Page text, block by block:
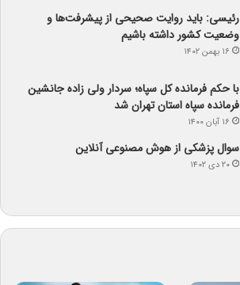
رئیسی: باید روایت صحیحی از پیشرفت‌ها و
وضعیت کشور داشته باشیم
۱۶ بهمن ۱۴۰۲
با حکم فرمانده کل سپاه؛ سردار ولی زاده جانشین
فرمانده سپاه استان تهران شد
۱۶ آبان ۱۴۰۰
سوال پزشکی از هوش مصنوعی آنلاین
۲۰ دی ۱۴۰۲